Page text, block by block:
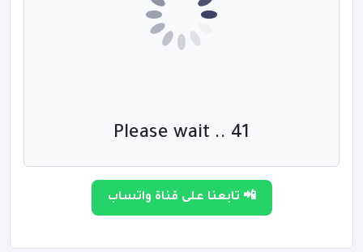
Please wait .. 40
تابعنا على قناة واتساب 📲